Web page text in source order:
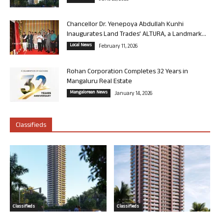
Chancellor Dr. Yenepoya Abdullah Kunhi
Inaugurates Land Trades’ ALTURA, a Landmark...
Local News February 11, 2026
Rohan Corporation Completes 32 Years in
Mangaluru Real Estate
Mangalorean News January 14, 2026
Classifieds
Classifieds Classifieds